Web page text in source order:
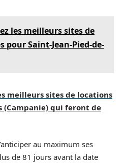
les meilleurs sites de
pour Saint-Jean-Pied-de-
meilleurs sites de locations
(Campanie) qui feront de
au maximum ses
de 81 jours avant la date